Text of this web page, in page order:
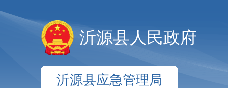
沂源县人民政府
沂源县应急管理局